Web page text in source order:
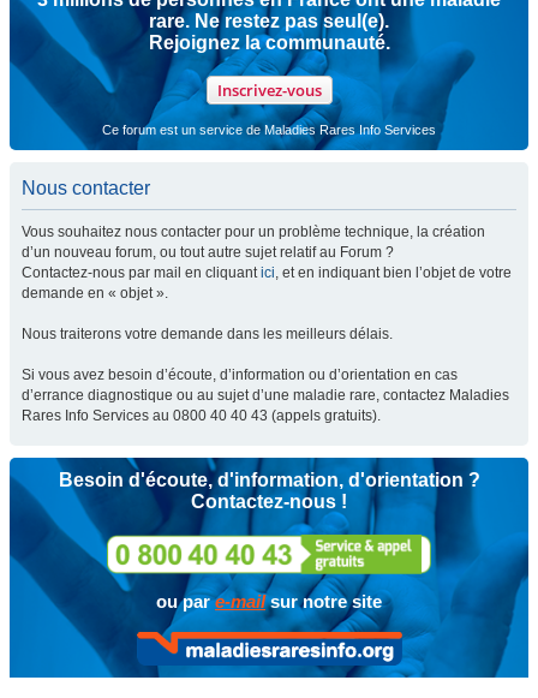
rare. Ne restez pas seul(e).
Rejoignez la communauté.
Inscrivez-vous
Ce forum est un service de Maladies Rares Info Services
Nous contacter
Vous souhaitez nous contacter pour un problème technique, la création
d’un nouveau forum, ou tout autre sujet relatif au Forum ?
Contactez-nous par mail en cliquantici, et en indiquant bien l’objet de votre
demande en « objet ».
Nous traiterons votre demande dans les meilleurs délais.
Si vous avez besoin d’écoute, d’information ou d’orientation en cas
d’errance diagnostique ou au sujet d’une maladie rare, contactez Maladies
Rares Info Services au 0800 40 40 43 (appels gratuits).
Besoin d'écoute, d'information, d'orientation ?
Contactez-nous !
ou pare-mailsur notre site